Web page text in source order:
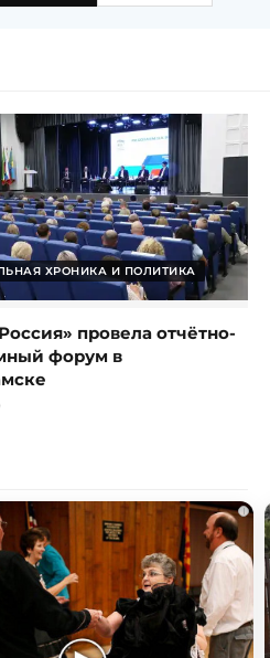
ХРОНИКА И ПОЛИТИКА
провела отчётно-
форум в
i